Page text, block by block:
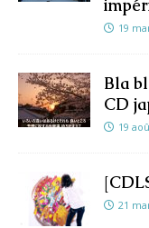
19
Bla
CD
19
21